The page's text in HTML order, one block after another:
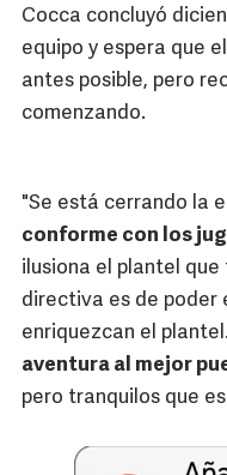
Cocca concluyó
equipo y espera que
antes posible, pero
comenzando.
"Se está cerrando la
conforme con los
ilusiona el plantel que
directiva es de poder
enriquezcan el plantel.
aventura al mejor
pero tranquilos que